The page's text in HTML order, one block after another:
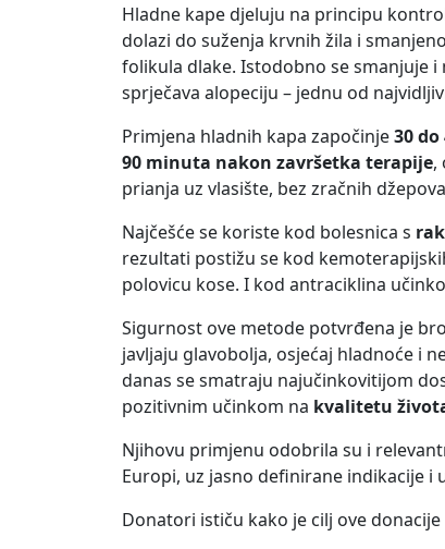
Hladne kape djeluju na principu
dolazi do suženja krvnih žila i
folikula dlake. Istodobno se smanjuje
sprječava alopeciju – jednu od
Primjena hladnih kapa započinje30
90 minuta nakon završetka terapije,
prianja uz vlasište, bez zračnih
Najčešće se koriste kod bolesnica s
rezultati postižu se kod
polovicu kose. I kod antraciklina
Sigurnost ove metode potvrđena je
javljaju glavobolja, osjećaj hladnoće i
danas se smatraju najučinkovitijom
pozitivnim učinkom na kvalitetu
Njihovu primjenu odobrila su i
Europi, uz jasno definirane indikacije i
Donatori ističu kako je cilj ove